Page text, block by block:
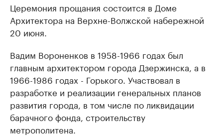
Церемония прощания состоится в Доме
Архитектора на Верхне-Волжской набережной
20 июня.
Вадим Вороненков в 1958-1966 годах был
главным архитектором города Дзержинска, а в
1966-1986 годах - Горького. Участвовал в
разработке и реализации генеральных планов
развития города, в том числе по ликвидации
барачного фонда, строительству
метрополитена.